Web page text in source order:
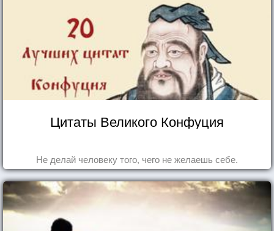
Цитаты Великого Конфуция
Не делай человеку того, чего не желаешь себе.